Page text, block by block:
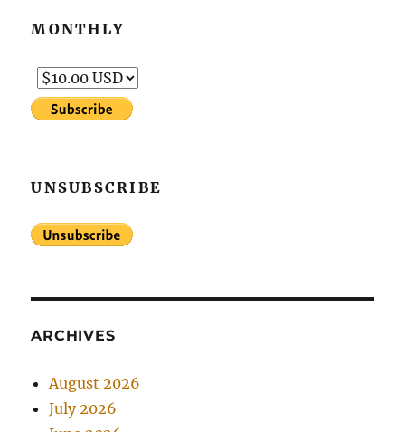
MONTHLY
UNSUBSCRIBE
ARCHIVES
August 2026
July 2026